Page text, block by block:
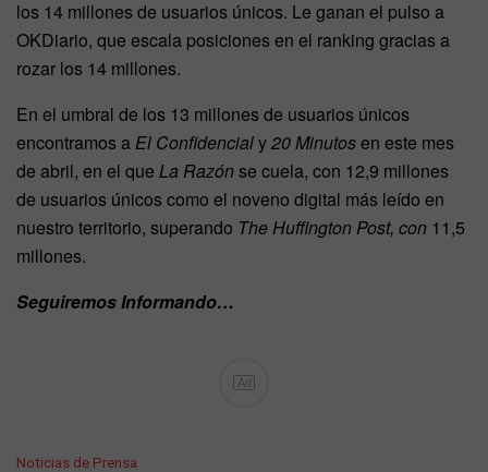
los 14 millones de usuarios únicos. Le ganan el pulso a
OKDiario, que escala posiciones en el ranking gracias a
rozar los 14 millones.
En el umbral de los 13 millones de usuarios únicos
encontramos a El Confidencialy20 Minutosen este mes
de abril, en el que La Razónse cuela, con 12,9 millones
de usuarios únicos como el noveno digital más leído en
nuestro territorio, superando The Huffington Post, con 11,5
millones.
Seguiremos Informando…
Ad
C
Noticias de Prensa